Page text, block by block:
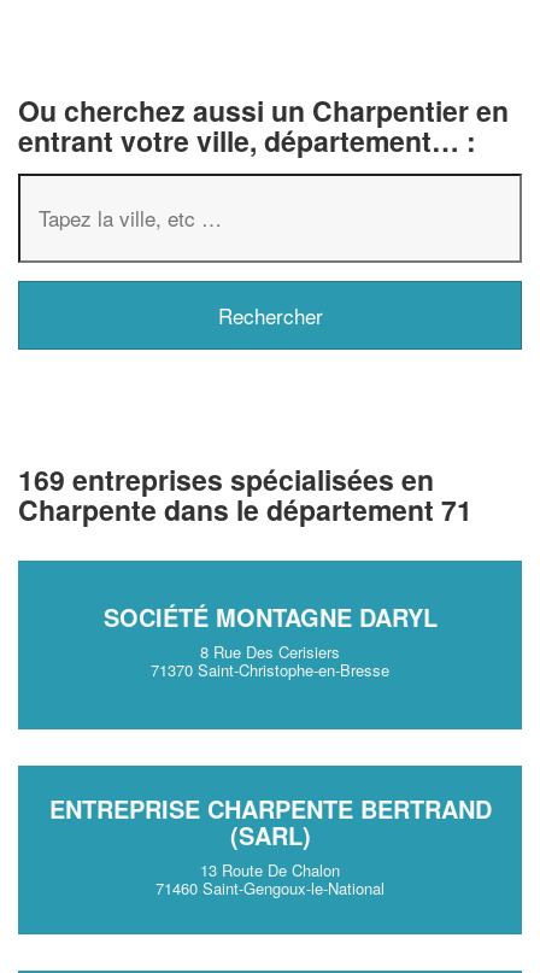
Ou cherchez aussi un Charpentier en
entrant votre ville, département… :
169 entreprises spécialisées en
Charpente dans le département 71
SOCIÉTÉ MONTAGNE DARYL
8 Rue Des Cerisiers
71370 Saint-Christophe-en-Bresse
ENTREPRISE CHARPENTE BERTRAND
(SARL)
13 Route De Chalon
71460 Saint-Gengoux-le-National